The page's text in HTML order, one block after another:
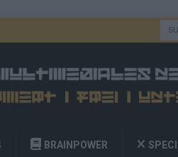
BRAINPOWER